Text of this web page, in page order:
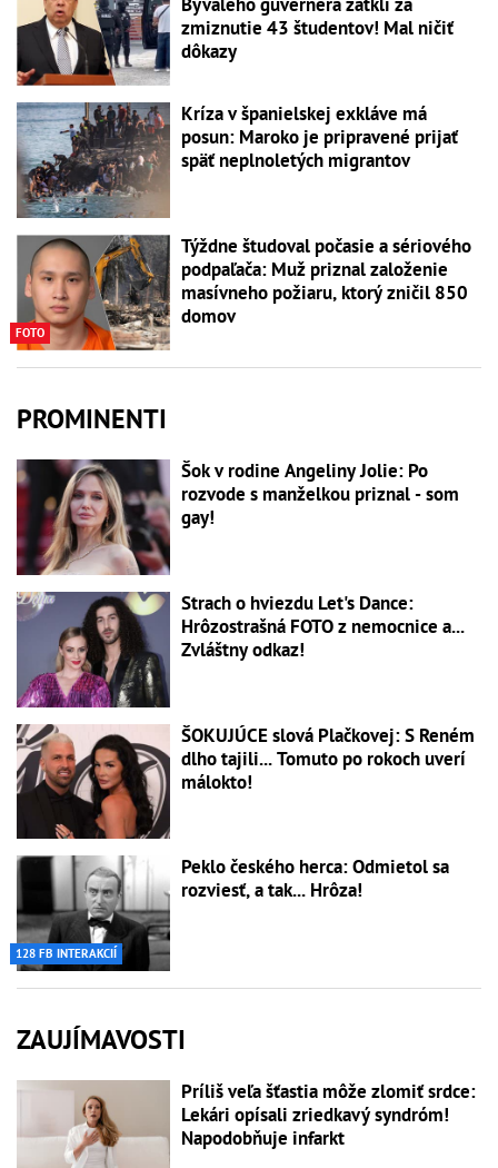
zmiznutie 43 študentov! Mal ničiť
dôkazy
Kríza v španielskej exkláve má
posun: Maroko je pripravené prijať
späť neplnoletých migrantov
FOTO
Týždne študoval počasie a sériového
podpaľača: Muž priznal založenie
masívneho požiaru, ktorý zničil 850
domov
PROMINENTI
Šok v rodine Angeliny Jolie: Po
rozvode s manželkou priznal - som
gay!
Strach o hviezdu Let's Dance:
Hrôzostrašná FOTO z nemocnice a...
Zvláštny odkaz!
ŠOKUJÚCE slová Plačkovej: S Reném
dlho tajili... Tomuto po rokoch uverí
málokto!
128 FB INTERAKCIÍ
Peklo českého herca: Odmietol sa
rozviesť, a tak... Hrôza!
ZAUJÍMAVOSTI
Príliš veľa šťastia môže zlomiť srdce:
Lekári opísali zriedkavý syndróm!
Napodobňuje infarkt